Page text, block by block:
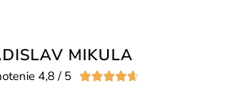
MIKULA
4,8 / 5 